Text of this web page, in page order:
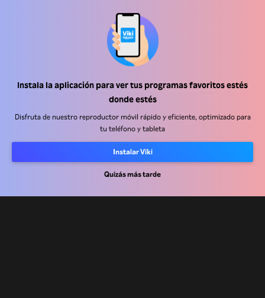
Instala la aplicación para ver tus programas favoritos estés
donde estés
Disfruta de nuestro reproductor móvil rápido y eficiente, optimizado para
tu teléfono y tableta
Instalar Viki
Quizás más tarde
Centro de ayuda